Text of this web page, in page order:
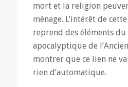
mort et la religion
ménage. L’intérêt de
reprend des éléments du
apocalyptique de
montrer que ce lien ne va
rien d’automatique.